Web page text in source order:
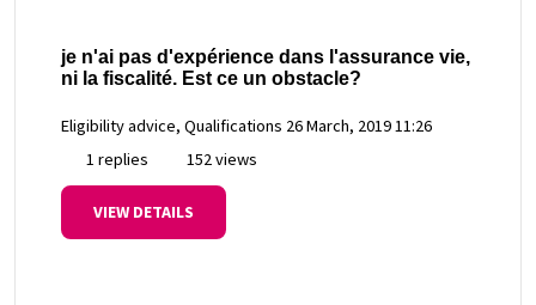
je n'ai pas d'expérience dans l'assurance vie,
ni la fiscalité. Est ce un obstacle?
Eligibility advice, Qualifications 26 March, 2019 11:26
1 replies
152 views
VIEW DETAILS